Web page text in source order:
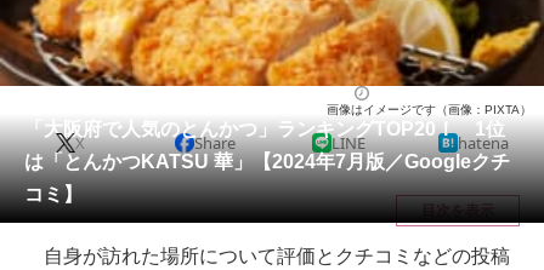
住まい 教育・育児
動物 リサーチ
会員記事
メディア
注目記事を集めた総合ページ
「大阪府で人気のとんかつ」ランキングTOP20！ 1位
は「とんかつKATSU 華」【2024年7月版／Googleクチ
コミ】
画像はイメージです（画像：PIXTA）
X Share LINE hatena
目次を表示
自身が訪れた場所について評価とクチコミなどの投稿